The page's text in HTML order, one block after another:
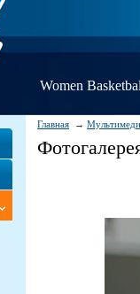
Women
Главная